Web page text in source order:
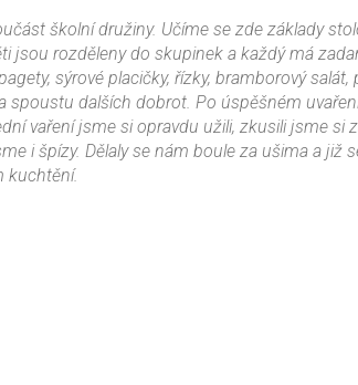
školní družiny. Učíme se zde základy
jsou rozděleny do skupinek a každý má
sýrové placičky, řízky, bramborový salát,
spoustu dalších dobrot. Po úspěšném
vaření jsme si opravdu užili, zkusili jsme si
i špízy. Dělaly se nám boule za ušima a již
kuchtění.